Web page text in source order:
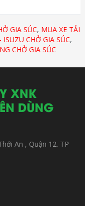
GIA SÚC, MUA XE TẢI
CHỞ GIA SÚC,
CHỞ GIA SÚC
An , Quận 12. TP